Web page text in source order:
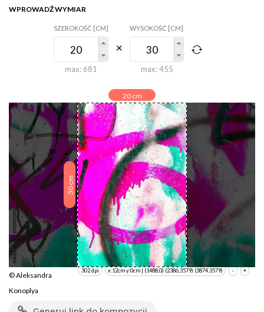
20cm
30
cm
+
-
x:12cm y:0cm | (1488,0) (2386,3579) (3874,3579)
302 dpi
© Aleksandra
Konoplya
WPROWADŹ WYMIAR
SZEROKOŚĆ [CM]
max: 681
WYSOKOŚĆ [CM]
max:455